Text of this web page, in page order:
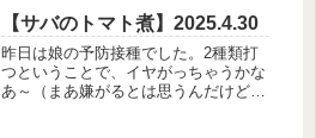
とが多くて（葉物野菜が高いから）、
そういうときに助かるのがキノコで...
【サバのトマト煮】2025.4.30
昨日は娘の予防接種でした。2種類打
つということで、イヤがっちゃうかな
あ～（まあ嫌がるとは思うんだけど）